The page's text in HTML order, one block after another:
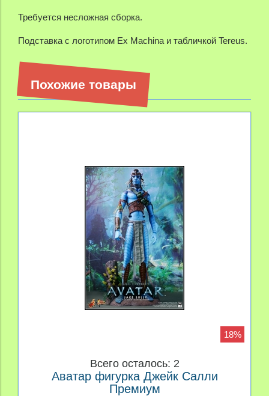
Требуется несложная сборка.
Подставка с логотипом Ex Machina и табличкой Tereus.
Похожие товары
18%
Всего осталось: 2
Аватар фигурка Джейк Салли
Премиум